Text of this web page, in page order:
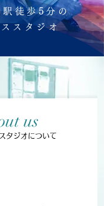
駅徒歩5分の
スタジオ
us
タジオについて